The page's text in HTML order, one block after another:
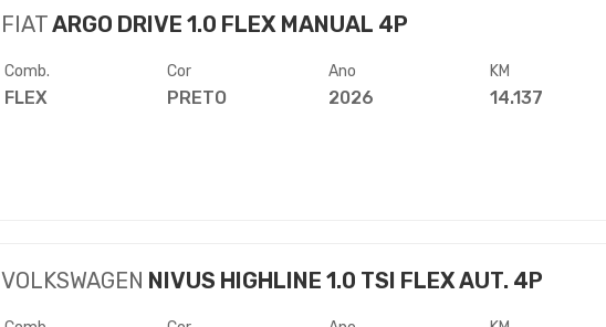
FIATARGO DRIVE 1.0 FLEX MANUAL 4P
Comb.
FLEX
Cor
PRETO
Ano
2026
KM
14.137
VOLKSWAGEN NIVUS HIGHLINE 1.0 TSI FLEX AUT. 4P